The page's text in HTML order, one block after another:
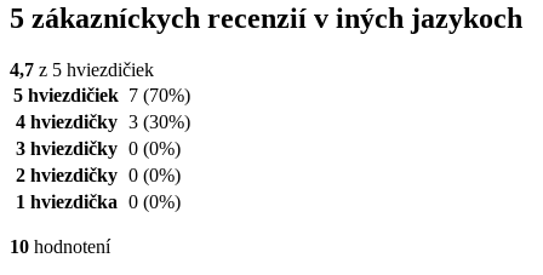
5 zákazníckych recenzií v iných jazykoch
4,7 z 5 hviezdičiek
5 hviezdičiek 7 (70%)
4 hviezdičky 3 (30%)
3 hviezdičky 0 (0%)
2 hviezdičky 0 (0%)
1 hviezdička 0 (0%)
10 hodnotení